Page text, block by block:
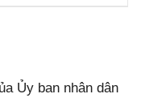
Ủy ban nhân dân